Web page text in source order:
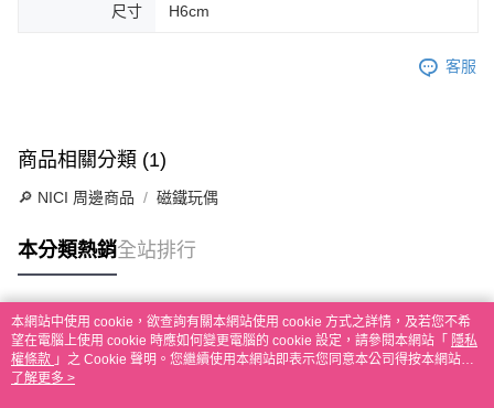
尺寸 H6cm
客服
商品相關分類 (1)
🔎 NICI 周邊商品 磁鐵玩偶
本分類熱銷全站排行
熱門標籤
本網站中使用 cookie，欲查詢有關本網站使用 cookie 方式之詳情，及若您不希
望在電腦上使用 cookie 時應如何變更電腦的 cookie 設定，請參閱本網站「 隱私
權條款 」之 Cookie 聲明。您繼續使用本網站即表示您同意本公司得按本網站使
用條款之 Cookie 聲明使用 cookie。
了解更多 >